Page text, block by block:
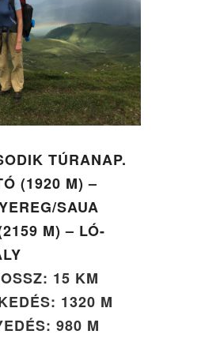
TÚRANAP.
(1920 M) –
SAUA
M) – LÓ-
15 KM
1320 M
980 M